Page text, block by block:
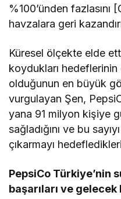
%100’ünden fazlasını
havzalara geri
Küresel ölçekte elde
koydukları
olduğunun en büyük
vurgulayan Şen,
yana 91 milyon kişiye
sağladığını ve bu
çıkarmayı
PepsiCo Türkiye’nin
başarıları ve